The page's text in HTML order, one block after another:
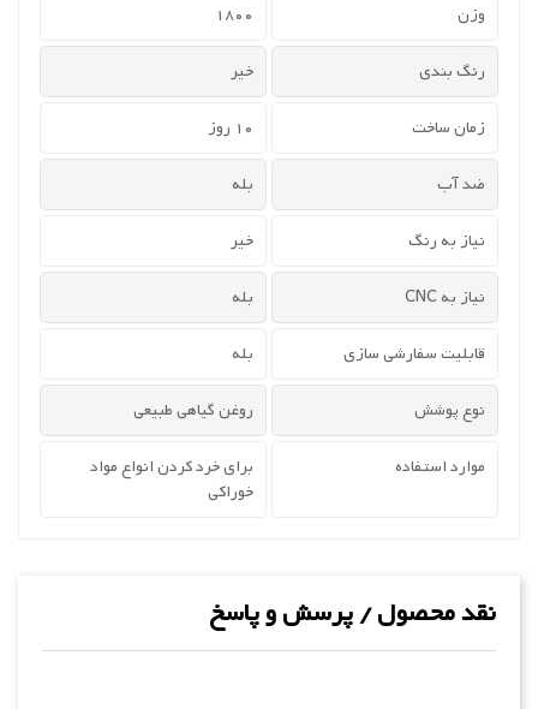
وزن 1800
رنگ بندی خیر
زمان ساخت 10 روز
ضد آب بله
نیاز به رنگ خیر
نیاز به CNC بله
قابلیت سفارشی سازی بله
نوع پوشش روغن گیاهی طبیعی
موارد استفاده
برای خرد کردن انواع مواد
خوراکی
نقد محصول / پرسش و پاسخ